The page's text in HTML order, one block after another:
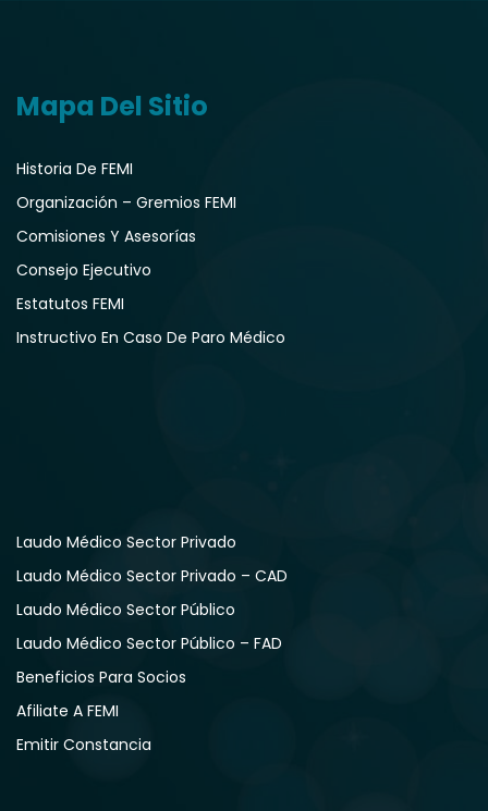
Mapa Del Sitio
Historia De FEMI
Organización – Gremios FEMI
Comisiones Y Asesorías
Consejo Ejecutivo
Estatutos FEMI
Instructivo En Caso De Paro Médico
Laudo Médico Sector Privado
Laudo Médico Sector Privado – CAD
Laudo Médico Sector Público
Laudo Médico Sector Público – FAD
Beneficios Para Socios
Afiliate A FEMI
Emitir Constancia